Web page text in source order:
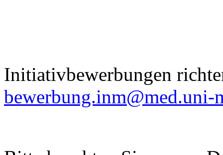
Initiativbewerbungen
bewerbung.inm@med.uni-